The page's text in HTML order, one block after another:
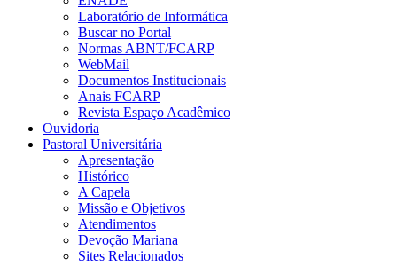
Laboratório de Informática
Buscar no Portal
Normas ABNT/FCARP
WebMail
Documentos Institucionais
Anais FCARP
Revista Espaço Acadêmico
Ouvidoria
Pastoral Universitária
Apresentação
Histórico
A Capela
Missão e Objetivos
Atendimentos
Devoção Mariana
Sites Relacionados